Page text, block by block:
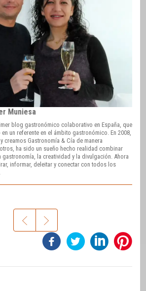
Muniesa
blog gastronómico colaborativo en España, que
un referente en el ámbito gastronómico. En 2008,
creamos Gastronomía & Cía de manera
ha sido un sueño hecho realidad combinar
la creatividad y la divulgación. Ahora
informar, deleitar y conectar con todos los